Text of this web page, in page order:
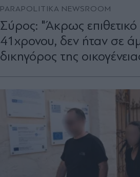
PARAPOLITIKA NEWSROOM
Σύρος: "Άκρως
41χρονου, δεν ήταν σε
δικηγόρος της